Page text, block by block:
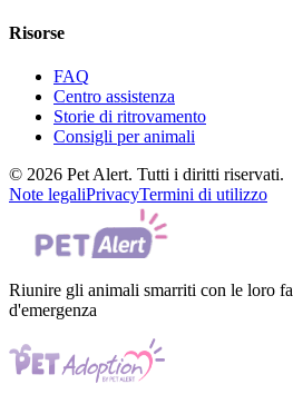
Risorse
FAQ
Centro assistenza
Storie di ritrovamento
Consigli per animali
© 2026 Pet Alert. Tutti i diritti riservati.
Note legaliPrivacyTermini di utilizzo
Riunire gli animali smarriti con le loro
d'emergenza